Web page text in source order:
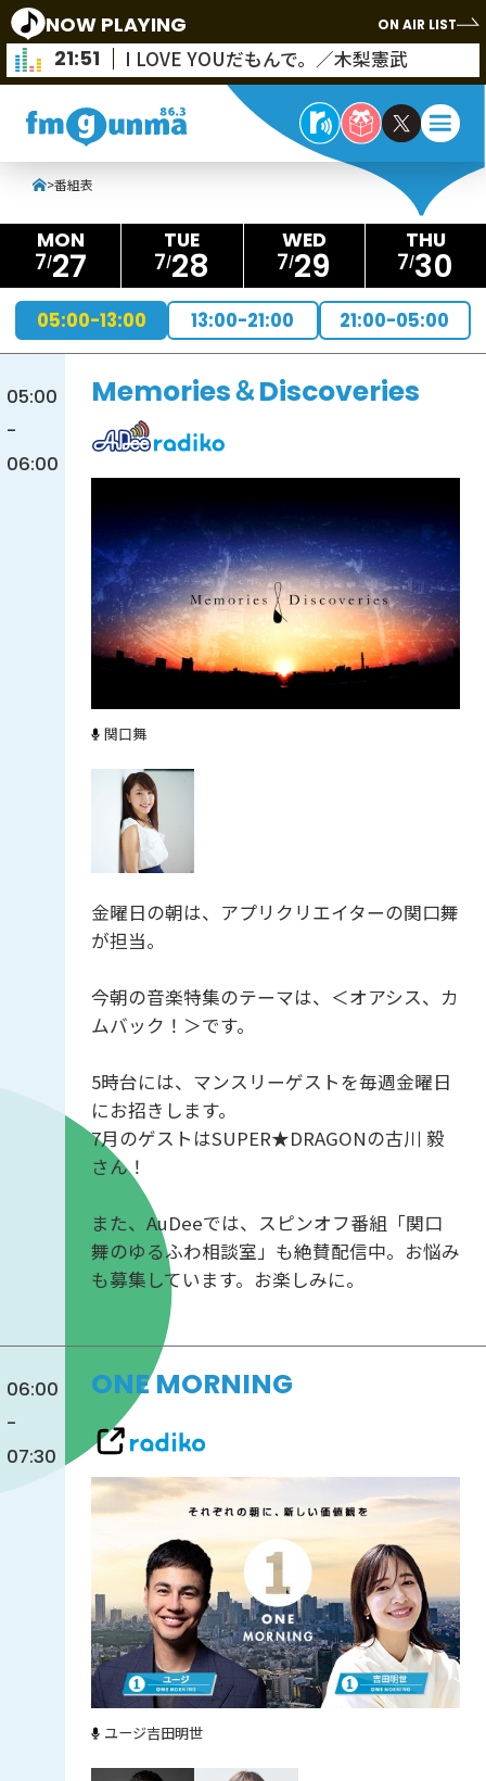
NOW PLAYING ON AIR LIST
21:51 I LOVE YOUだもんで。／木梨憲武
>番組表
7 27 7 28 7 29 7 30
05:00-13:00 13:00-21:00 21:00-05:00
05:00
-
06:00
Memories＆Discoveries
関口舞
金曜日の朝は、アプリクリエイターの関口舞
が担当。
今朝の音楽特集のテーマは、＜オアシス、カ
ムバック！＞です。
5時台には、マンスリーゲストを毎週金曜日
にお招きします。
7月のゲストはSUPER★DRAGONの古川 毅
さん！
また、AuDeeでは、スピンオフ番組「関口
舞のゆるふわ相談室」も絶賛配信中。お悩み
も募集しています。お楽しみに。
06:00
-
07:30
ONE MORNING
ユージ吉田明世